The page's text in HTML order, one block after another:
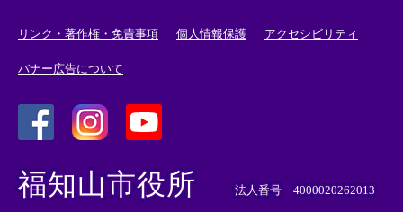
リンク・著作権・免責事項 個人情報保護 アクセシビリティ
バナー広告について
外
部
リ
外
リ
外
部
福知山市役所 法人番号 4000020262013